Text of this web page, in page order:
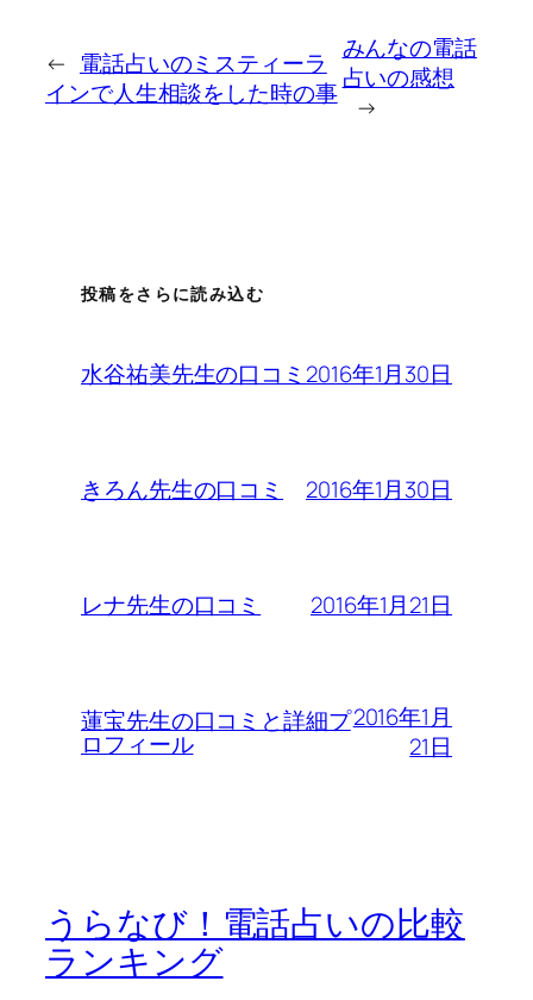
← 電話占いのミスティーラ
インで人生相談をした時の事
みんなの電話
占いの感想
→
投稿をさらに読み込む
水谷祐美先生の口コミ 2016年1月30日
きろん先生の口コミ 2016年1月30日
レナ先生の口コミ 2016年1月21日
蓮宝先生の口コミと詳細プ
ロフィール
2016年1月
21日
うらなび！電話占いの比較
ランキング